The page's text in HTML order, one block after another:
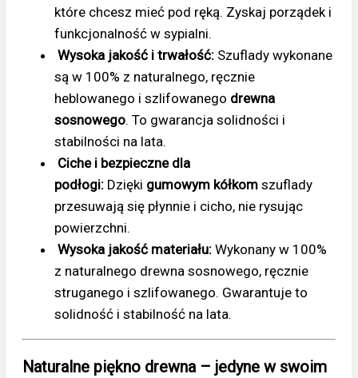
które chcesz mieć pod ręką. Zyskaj porządek i
funkcjonalność w sypialni.
Wysoka jakość i trwałość: Szuflady wykonane
są w 100% z naturalnego, ręcznie
heblowanego i szlifowanego drewna
sosnowego. To gwarancja solidności i
stabilności na lata.
Ciche i bezpieczne dla
podłogi: Dzięki gumowym kółkom szuflady
przesuwają się płynnie i cicho, nie rysując
powierzchni.
Wysoka jakość materiału: Wykonany w 100%
z naturalnego drewna sosnowego, ręcznie
struganego i szlifowanego. Gwarantuje to
solidność i stabilność na lata.
Naturalne piękno drewna – jedyne w swoim